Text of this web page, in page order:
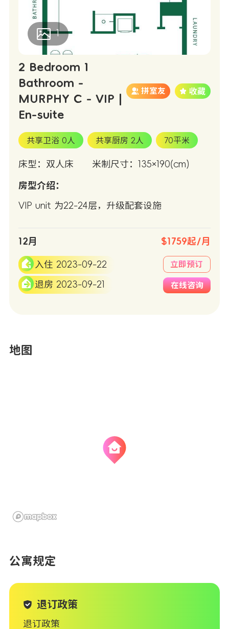
1
2 Bedroom 1
Bathroom -
MURPHY C - VIP |
En-suite
拼室友
共享卫浴 0人 共享厨房 2人 70平米
床型：双人床 米制尺寸：135×190(cm)
房型介绍：
VIP unit 为22-24层，升级配套设施
12月 $1759起/月
入住 2023-09-22
退房 2023-09-21
立即预订
在线咨询
地图
公寓规定
退订政策
退订政策